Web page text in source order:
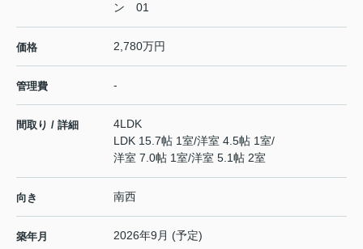
ン 01
価格 2,780万円
管理費 -
間取り / 詳細
4LDK
LDK 15.7帖 1室/洋室 4.5帖 1室/
洋室 7.0帖 1室/洋室 5.1帖 2室
向き 南西
築年月 2026年9月 (予定)